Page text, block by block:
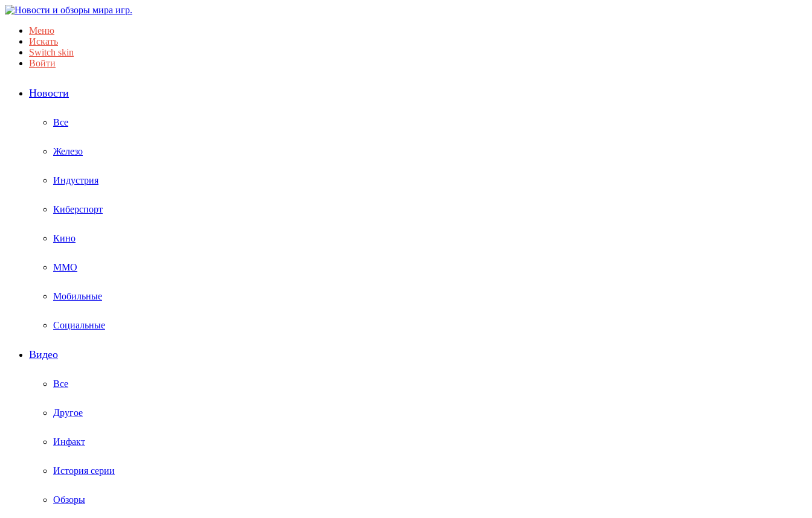
Меню
Искать
Switch skin
Войти
Новости
Все
Железо
Индустрия
Киберспорт
Кино
ММО
Мобильные
Социальные
Видео
Все
Другое
Инфакт
История серии
Обзоры